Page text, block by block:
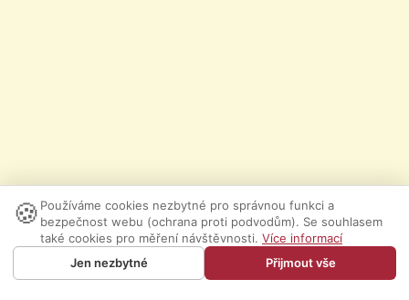
🍪 Používáme cookies nezbytné pro správnou funkci a
bezpečnost webu (ochrana proti podvodům). Se souhlasem
také cookies pro měření návštěvnosti. Více informací
Jen nezbytné
Přijmout vše